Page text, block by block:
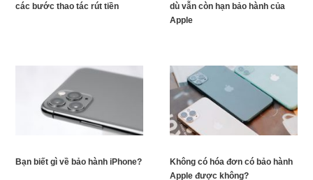
các bước thao tác rút tiền
dù vẫn còn hạn bảo hành của
Apple
Bạn biết gì về bảo hành iPhone?
Không có hóa đơn có bảo hành
Apple được không?